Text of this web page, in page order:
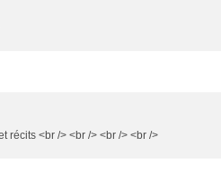
récits <br /> <br /> <br /> <br />